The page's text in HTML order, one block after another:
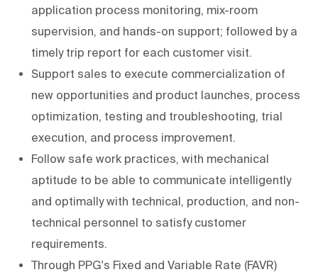
application process monitoring, mix-room
supervision, and hands-on support; followed by a
timely trip report for each customer visit.
Support sales to execute commercialization of
new opportunities and product launches, process
optimization, testing and troubleshooting, trial
execution, and process improvement.
Follow safe work practices, with mechanical
aptitude to be able to communicate intelligently
and optimally with technical, production, and non-
technical personnel to satisfy customer
requirements.
Through PPG's Fixed and Variable Rate (FAVR)